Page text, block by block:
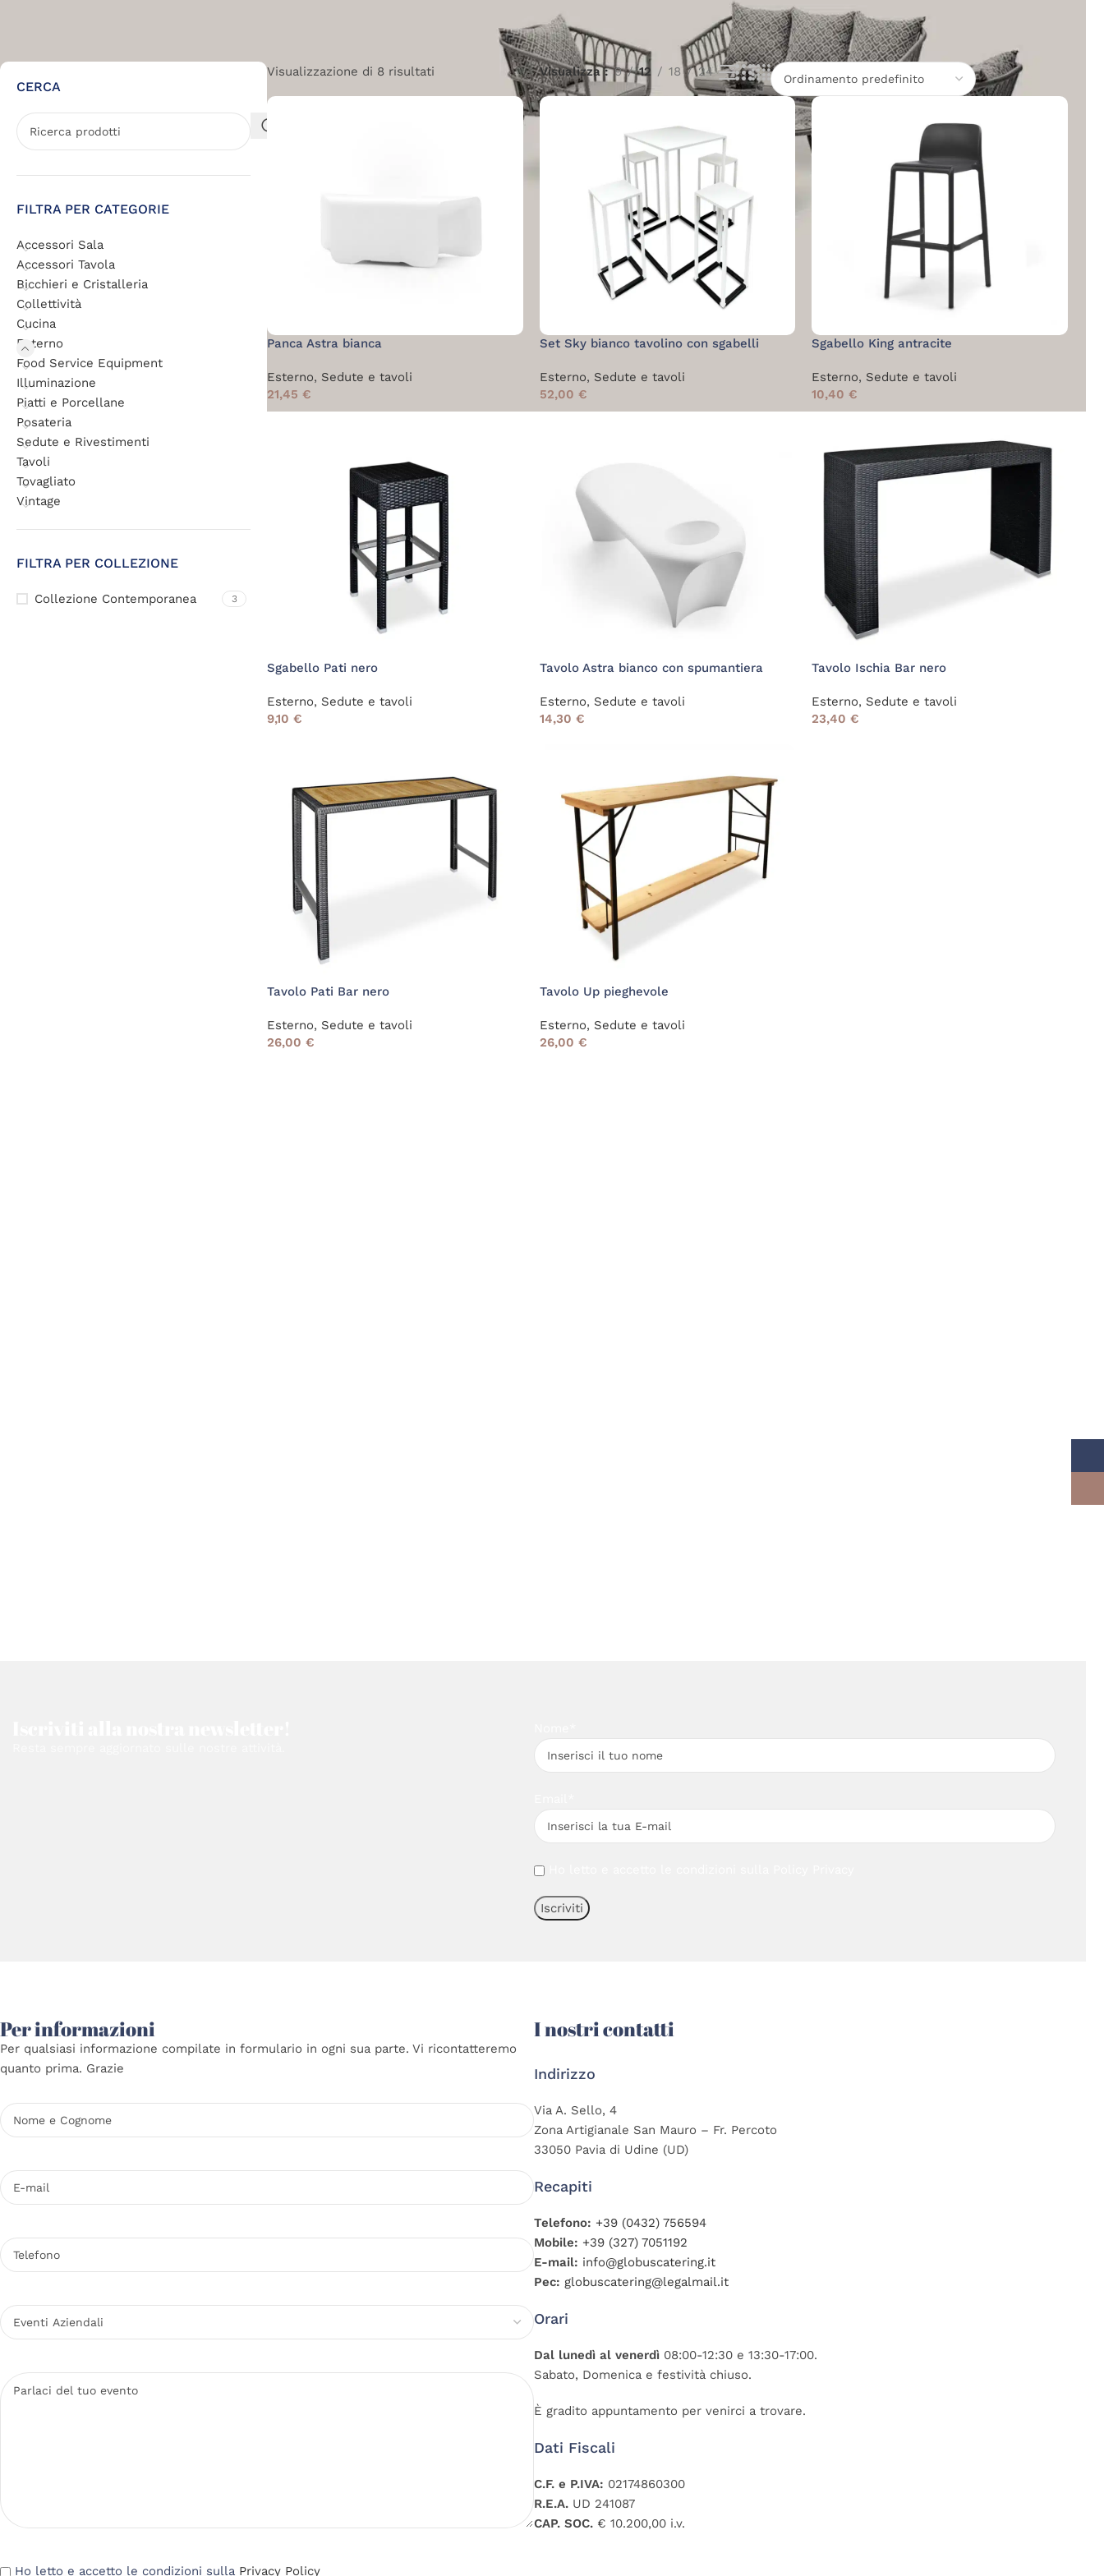
CERCA
FILTRA PER CATEGORIE
Accessori Sala
Accessori Tavola
Bicchieri e Cristalleria
Collettività
Cucina
Esterno
Food Service Equipment
Illuminazione
Piatti e Porcellane
Posateria
Sedute e Rivestimenti
Tavoli
Tovagliato
Vintage
FILTRA PER COLLEZIONE
Collezione Contemporanea 3
Visualizzazione di 8 risultati Visualizza 9 12 18 24
Panca Astra bianca
Esterno, Sedute e tavoli
21,45 €
Set Sky bianco tavolino con sgabelli
Esterno, Sedute e tavoli
52,00 €
Sgabello King antracite
Esterno, Sedute e tavoli
10,40 €
Sgabello Pati nero
Esterno, Sedute e tavoli
9,10 €
Tavolo Astra bianco con spumantiera
Esterno, Sedute e tavoli
14,30 €
Tavolo Ischia Bar nero
Esterno, Sedute e tavoli
23,40€
Tavolo Pati Bar nero
Esterno, Sedute e tavoli
26,00 €
Tavolo Up pieghevole
Esterno, Sedute e tavoli
26,00 €
Per informazioni
Per qualsiasi informazione compilate in formulario in ogni sua parte. Vi ricontatteremo
quanto prima. Grazie
Ho letto e accetto le condizioni sulla Privacy Policy
I nostri contatti
Indirizzo
Via A. Sello, 4
Zona Artigianale San Mauro – Fr. Percoto
33050 Pavia di Udine (UD)
Recapiti
Telefono: +39 (0432) 756594
Mobile: +39 (327) 7051192
E-mail: info@globuscatering.it
Pec: globuscatering@legalmail.it
Orari
Dal lunedì al venerdì 08:00-12:30 e 13:30-17:00.
Sabato, Domenica e festività chiuso.
È gradito appuntamento per venirci a trovare.
Dati Fiscali
C.F. e P.IVA: 02174860300
R.E.A. UD 241087
CAP. SOC. € 10.200,00 i.v.